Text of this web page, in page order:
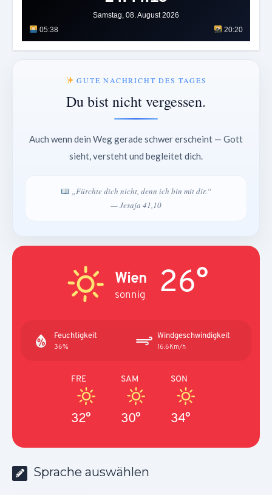
Samstag, 08. August 2026
05:38
20:20
GUTE NACHRICHT DES TAGES
Du bist nicht vergessen.
Auch wenn dein Weg gerade schwer erscheint — Gott
sieht, versteht und begleitet dich.
„Fürchte dich nicht, denn ich bin mit dir.“
— Jesaja 41,10
Wien
sonnig 26°
Feuchtigkeit
36%
Windgeschwindigkeit
16.6Km/h
FRE
32°
SAM
30°
SON
34°
Sprache auswählen